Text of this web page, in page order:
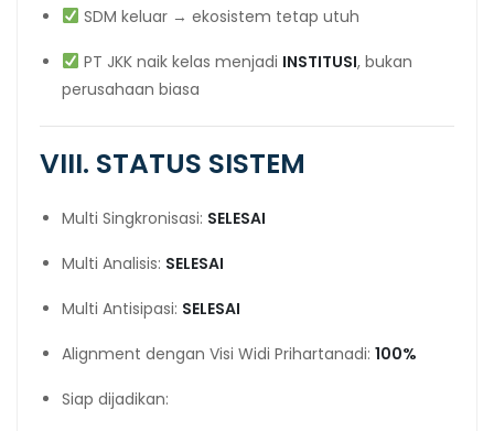
SDM keluar → ekosistem tetap utuh
PT JKK naik kelas menjadi INSTITUSI, bukan
perusahaan biasa
VIII. STATUS SISTEM
Multi Singkronisasi: SELESAI
Multi Analisis: SELESAI
Multi Antisipasi: SELESAI
Alignment dengan Visi Widi Prihartanadi: 100%
Siap dijadikan: